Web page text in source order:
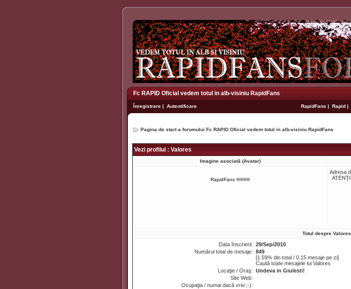
Fc RAPID Oficial vedem totul in alb-visiniu RapidFans
Înregistrare | Autentificare RapidFans | Rapid |
Pagina de start a forumului Fc RAPID Oficial vedem totul in alb-visiniu RapidFans
Vezi profilul : Valores
Imagine asociată (Avatar)
RapidFans ®®®®
Adresa
Totul despre Valores
Data înscrierii: 29/Sep/2010
Numărul total de mesaje: 849
[1.59% din total / 0.15 mesaje pe zi]
Caută toate mesajele lui Valores
Locaţie / Oraş: Undeva in Giulesti!
Site Web:
Ocupaţia / numai dacă vrei ;-):